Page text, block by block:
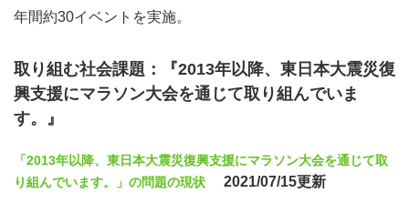
年間約30イベントを実施。
取り組む社会課題：『2013年以降、東日本大震災復
興支援にマラソン大会を通じて取り組んでいま
す。』
「2013年以降、東日本大震災復興支援にマラソン大会を通じて取
り組んでいます。」の問題の現状
2021/07/15更新